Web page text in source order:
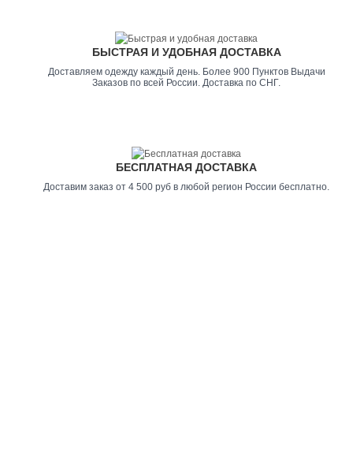
БЫСТРАЯ И УДОБНАЯ ДОСТАВКА
Доставляем одежду каждый день. Более 900 Пунктов Выдачи
Заказов по всей России. Доставка по СНГ.
БЕСПЛАТНАЯ ДОСТАВКА
Доставим заказ от 4 500 руб в любой регион России бесплатно.